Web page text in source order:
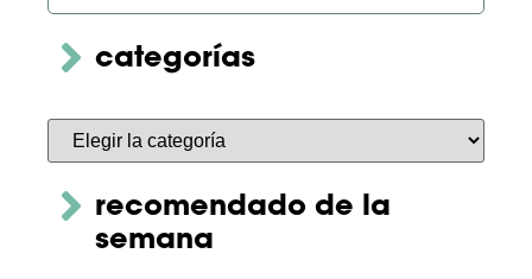
categorías
recomendado de la
semana